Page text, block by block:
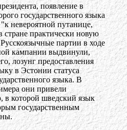
появление в
государственного языка
невероятной путанице,
стране практически новую
партии в ходе
кампании выдвинули,
лозунг предоставления
в Эстонии статуса
языка. В
они привели
которой шведский язык
государственным